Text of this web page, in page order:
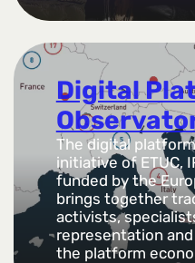
Digital
The digital
initiative of ETUC,
funded by the
brings together
activists,
representation
the platform